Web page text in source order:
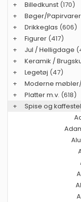
+ Billedkunst (170)
+
Bøger/Papirvarer
+
Drikkeglas (606)
+
Figurer (417)
+
Jul / Helligdage
+
Keramik /
+
Legetøj (47)
+
Moderne
+
Platter m.v. (618)
+
Spise og kaffestel